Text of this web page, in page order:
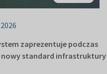
zaprezentuje podczas
nowy standard infrastruktury